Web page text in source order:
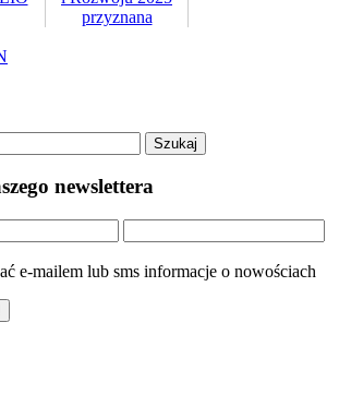
przyznana
newslettera
e-mailem lub sms informacje o nowościach